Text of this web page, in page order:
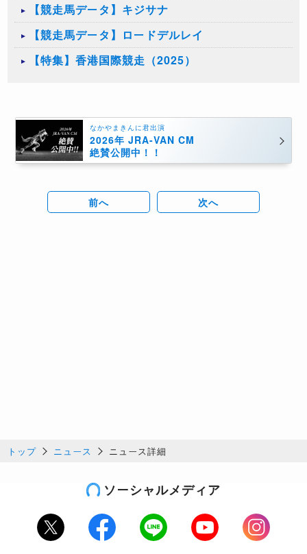
【競走馬データ】キジサナ
【競走馬データ】ロードデルレイ
【特集】香港国際競走（2025）
なかやまきんに君出演
2026年 JRA-VAN CM
絶賛公開中！！
前へ 次へ
トップ ニュース ニュース詳細
ソーシャルメディア
Twitter Facebook LINE Youtube Instagram